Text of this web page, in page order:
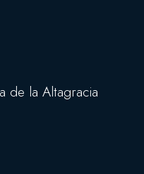
de la Altagracia